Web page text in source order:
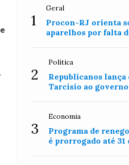
1
Geral
Procon-RJ orienta
aparelhos por falta
2
Política
Republicanos
Tarcísio ao governo
3
Economia
Programa de
é prorrogado até 31